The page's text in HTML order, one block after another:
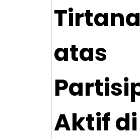
atas
Aktif di